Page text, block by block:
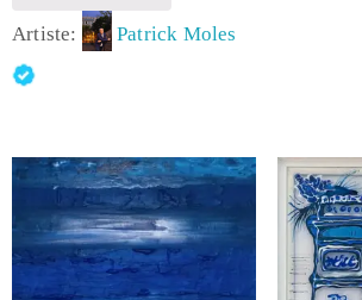
Artiste: Patrick Moles